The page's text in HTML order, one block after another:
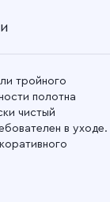
тройного
полотна
чистый
в уходе.